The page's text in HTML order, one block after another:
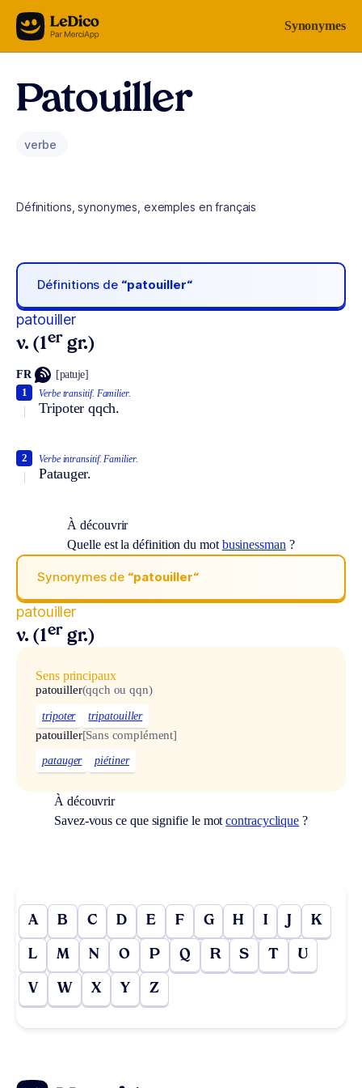
Aller au contenu Synonymes
Patouiller
verbe
Définitions, synonymes, exemples en français
Définitions de “patouiller“
patouiller
v. (1er gr.)
FR [patuje]
Verbe transitif. Familier.
Tripoter qqch.
1
Verbe intransitif. Familier.
Patauger.
2
À découvrir
Quelle est la définition du mot businessman ?
Synonymes de “patouiller“
patouiller
v. (1er gr.)
Sens principaux
patouiller(qqch ou qqn)
tripoter tripatouiller
patouiller[Sans complément]
patauger piétiner
À découvrir
Savez-vous ce que signifie le motcontracyclique ?
A B C D E F G H I J K
L M N O P Q R S T U
V W X Y Z